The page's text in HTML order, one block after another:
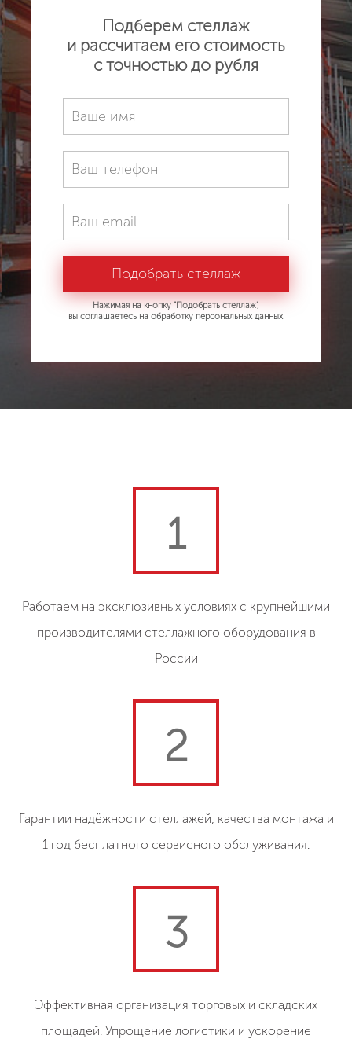
Подберем стеллаж
и рассчитаем его стоимость
с точностью до рубля
Нажимая на кнопку "Подобрать стеллаж",
вы соглашаетесь на обработку персональных данных
1
Работаем на эксклюзивных условиях с крупнейшими
производителями стеллажного оборудования в
России
2
Гарантии надёжности стеллажей, качества монтажа и
1 год бесплатного сервисного обслуживания.
3
Эффективная организация торговых и складских
площадей. Упрощение логистики и ускорение